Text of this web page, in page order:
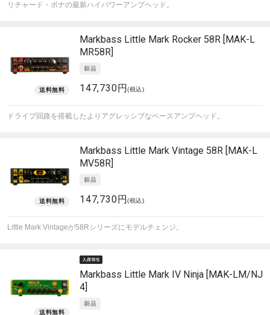
リチャード・ボナの最新ハイパワーアンプヘッド。
Markbass Little Mark Rocker 58R [MAK-L
MR58R]
147,730円(税込)
ドライブ回路を搭載したよりアグレッシブなベースアンプヘッド。
Markbass Little Mark Vintage 58R [MAK-L
MV58R]
147,730円(税込)
Little Mark Vintageが58Rシリーズにモデルチェンジ。
Markbass Little Mark IV Ninja [MAK-LM/NJ
4]